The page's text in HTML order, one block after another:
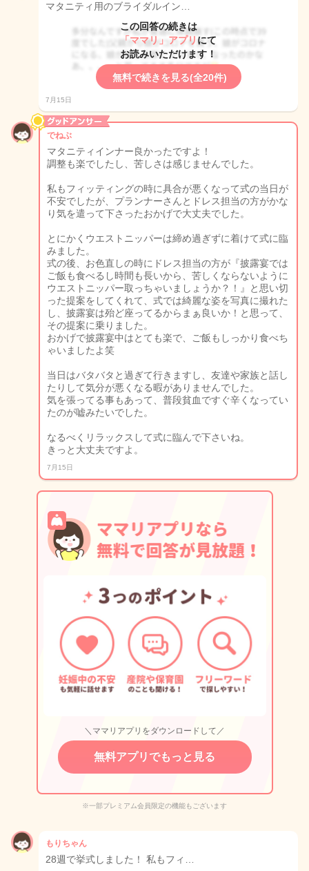
マタニティ用のブライダルイン…
この回答の続きは
「ママリ」アプリ にて
お読みいただけます！
無料で続きを見る(全20件)
7月15日
でねぶ
マタニティインナー良かったですよ！
調整も楽でしたし、苦しさは感じませんでした。
私もフィッティングの時に具合が悪くなって式の当日が
不安でしたが、プランナーさんとドレス担当の方がかな
り気を遣って下さったおかげで大丈夫でした。
とにかくウエストニッパーは締め過ぎずに着けて式に臨
みました。
式の後、お色直しの時にドレス担当の方が『披露宴では
ご飯も食べるし時間も長いから、苦しくならないように
ウエストニッパー取っちゃいましょうか？！』と思い切
った提案をしてくれて、式では綺麗な姿を写真に撮れた
し、披露宴は殆ど座ってるからまぁ良いか！と思って、
その提案に乗りました。
おかげで披露宴中はとても楽で、ご飯もしっかり食べち
ゃいましたよ笑
当日はバタバタと過ぎて行きますし、友達や家族と話し
たりして気分が悪くなる暇がありませんでした。
気を張ってる事もあって、普段貧血ですぐ辛くなってい
たのが嘘みたいでした。
なるべくリラックスして式に臨んで下さいね。
きっと大丈夫ですよ。
7月15日
＼ママリアプリをダウンロードして／
無料アプリでもっと見る
※一部プレミアム会員限定の機能もございます
もりちゃん
28週で挙式しました！ 私もフィ…